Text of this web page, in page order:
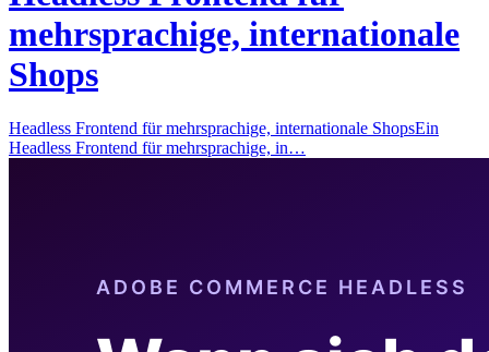
mehrsprachige, internationale
Shops
Headless Frontend für mehrsprachige, internationale ShopsEin
Headless Frontend für mehrsprachige, in…